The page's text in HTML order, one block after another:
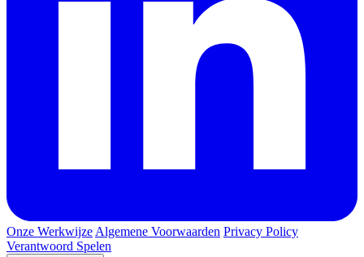
Onze Werkwijze Algemene Voorwaarden Privacy Policy
Verantwoord Spelen